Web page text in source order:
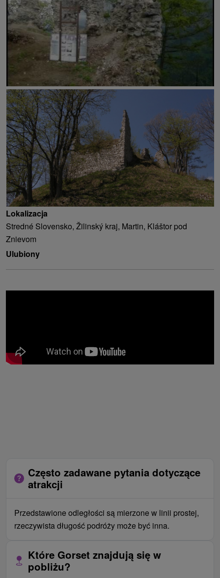
Lokalizacja
Stredné Slovensko, Žilinský kraj, Martin, Kláštor pod
Znievom
Ulubiony
Często zadawane pytania dotyczące
atrakcji
Przedstawione odległości są mierzone w linii prostej,
rzeczywista długość podróży może być inna.
Które Gorset znajdują się w
pobliżu?